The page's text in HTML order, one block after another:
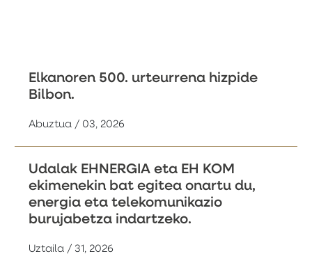
Elkanoren 500. urteurrena hizpide
Bilbon.
Abuztua / 03, 2026
Udalak EHNERGIA eta EH KOM
ekimenekin bat egitea onartu du,
energia eta telekomunikazio
burujabetza indartzeko.
Uztaila / 31, 2026